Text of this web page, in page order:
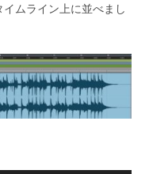
ムライン上に並べまし